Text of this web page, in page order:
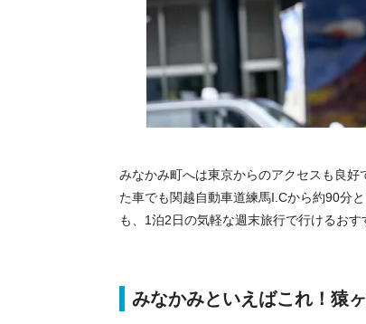
みなかみ町へは東京からのアクセスも良
た車でも関越自動車道練馬I.Cから約90分
も、1泊2日の気軽な週末旅行で行けるおす
みなかみといえばこれ！猿